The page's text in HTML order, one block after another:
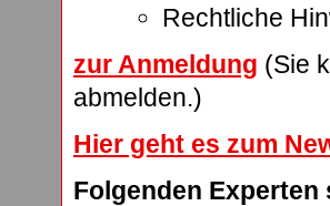
Rechtliche
zur Anmeldung (Sie
abmelden.)
Hier geht es zum
Folgenden